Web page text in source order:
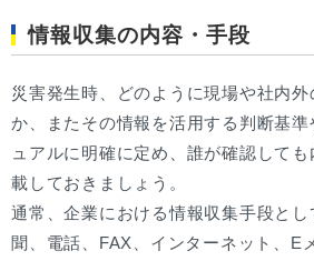
情報収集の内容・手段
災害発生時、どのように現場や社内外
か、またその情報を活用する判断基
ュアルに明確に定め、誰が確認して
載しておきましょう。
通常、企業における情報収集手段と
聞、電話、FAX、インターネット、E